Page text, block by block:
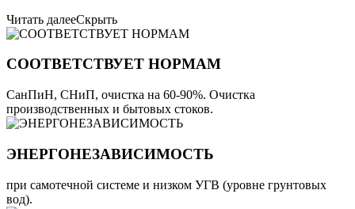
Читать далееСкрыть
СООТВЕТСТВУЕТ НОРМАМ
СанПиН, СНиП, очистка на 60-90%. Очистка
производственных и бытовых стоков.
ЭНЕРГОНЕЗАВИСИМОСТЬ
при самотечной системе и низком УГВ (уровне грунтовых
вод).